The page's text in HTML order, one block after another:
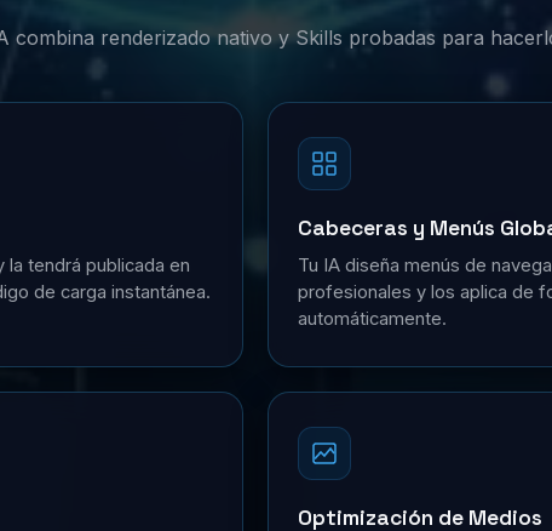
combina renderizado nativo y Skills probadas para
la tendrá publicada en
de carga instantánea.
Cabeceras y Menús
Tu IA diseña menús de
profesionales y los aplica de
automáticamente.
Optimización de Medios